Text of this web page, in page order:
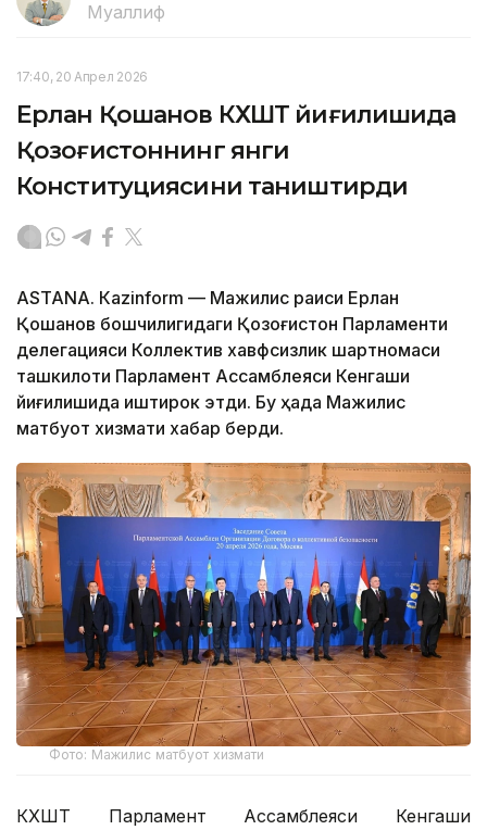
Муаллиф
17:40, 20 Апрел 2026
Ерлан Қошанов КХШТ йиғилишида
Қозоғистоннинг янги
Конституциясини таништирди
ASTANА. Кazinform — Мажилис раиси Ерлан
Қошанов бошчилигидаги Қозоғистон Парламенти
делегацияси Коллектив хавфсизлик шартномаси
ташкилоти Парламент Ассамблеяси Кенгаши
йиғилишида иштирок этди. Бу ҳақда Мажилис
матбуот хизмати хабар берди.
Фото: Мажилис матбуот хизмати
КХШТ Парламент Ассамблеяси Кенгаши